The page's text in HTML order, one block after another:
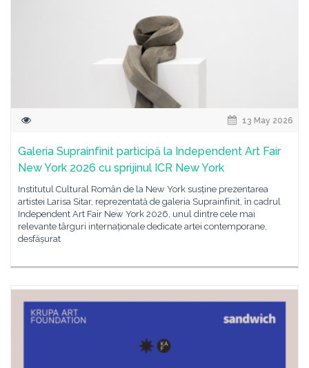
13 May 2026
Galeria Suprainfinit participă la Independent Art Fair
New York 2026 cu sprijinul ICR New York
Institutul Cultural Român de la New York susține prezentarea
artistei Larisa Sitar, reprezentată de galeria Suprainfinit, în cadrul
Independent Art Fair New York 2026, unul dintre cele mai
relevante târguri internaționale dedicate artei contemporane,
desfășurat